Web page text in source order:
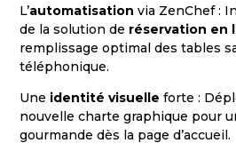
L’automatisation via ZenChef :
de la solution de réservation en
remplissage optimal des tables
téléphonique.
Une identité visuelle forte :
nouvelle charte graphique pour
gourmande dès la page d’accueil.